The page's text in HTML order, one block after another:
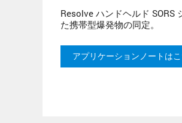
Resolve ハンドヘルド SORS
た携帯型爆発物の同定。
アプリケーションノートは